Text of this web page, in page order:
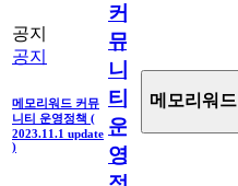
공지
공지
메모리워드 커뮤
니티 운영정책 (
2023.11.1 update
)
커
뮤
니
티
운
영
메모리워드